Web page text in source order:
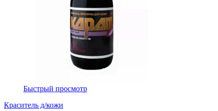
Быстрый просмотр
Краситель д/кожи